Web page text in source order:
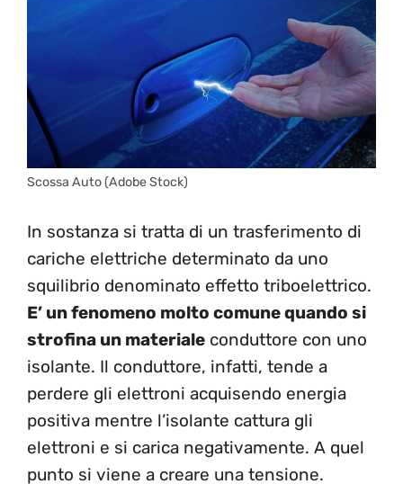
Scossa Auto (Adobe Stock)
In sostanza si tratta di un trasferimento di
cariche elettriche determinato da uno
squilibrio denominato effetto triboelettrico.
E’ un fenomeno molto comune quando si
strofina un materiale conduttore con uno
isolante. Il conduttore, infatti, tende a
perdere gli elettroni acquisendo energia
positiva mentre l’isolante cattura gli
elettroni e si carica negativamente. A quel
punto si viene a creare una tensione.